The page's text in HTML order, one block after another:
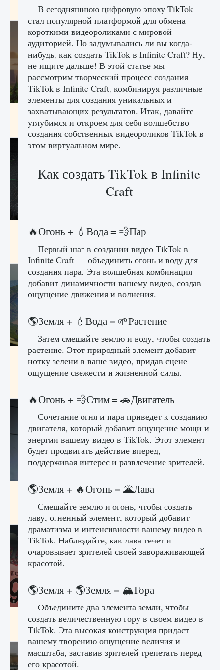
9 августа 2024 2 511 0 0
Как заработать медали лиги Clash of Clans
9 августа 2024 2 599 0 1
лицензии, лиги, команды и стадионы в EA
FC 25
9 августа 2024 2 395 0 2
Как исправить ошибку Palworld EPalworld
«Идет сохранение мира — Невозможно
начать сохранение данных мира»
Все новые функции в режиме карьеры EA
Входят ли «Милан» и «Интер» в EA FC 25
9 августа 2024 2 064 0 1
В сегодняшнюю цифровую эпоху TikTok
стал популярной платформой для обмена
короткими видеороликами с мировой
аудиторией. Но задумывались ли вы когда-
нибудь, как создать TikTok в Infinite Craft? Ну,
не ищите дальше! В этой статье мы
рассмотрим творческий процесс создания
TikTok в Infinite Craft, комбинируя различные
элементы для создания уникальных и
захватывающих результатов. Итак, давайте
углубимся и откроем для себя волшебство
создания собственных видеороликов TikTok в
этом виртуальном мире.
Как создать TikTok в Infinite
Craft
🔥Огонь + 💧Вода = 💨Пар
Первый шаг в создании видео TikTok в
Infinite Craft — объединить огонь и воду для
создания пара. Эта волшебная комбинация
добавит динамичности вашему видео, создав
ощущение движения и волнения.
🌎Земля + 💧Вода = 🌱Растение
Затем смешайте землю и воду, чтобы создать
растение. Этот природный элемент добавит
нотку зелени в ваше видео, придав сцене
ощущение свежести и жизненной силы.
🔥Огонь + 💨Стим = 🚗Двигатель
Сочетание огня и пара приведет к созданию
двигателя, который добавит ощущение мощи и
энергии вашему видео в TikTok. Этот элемент
будет продвигать действие вперед,
поддерживая интерес и развлечение зрителей.
🌎Земля + 🔥Огонь = 🌋Лава
Смешайте землю и огонь, чтобы создать
лаву, огненный элемент, который добавит
драматизма и интенсивности вашему видео в
TikTok. Наблюдайте, как лава течет и
очаровывает зрителей своей завораживающей
красотой.
🌎Земля + 🌎Земля = 🏔️Гора
Объедините два элемента земли, чтобы
создать величественную гору в своем видео в
TikTok. Эта высокая конструкция придаст
вашему творению ощущение величия и
масштаба, заставив зрителей трепетать перед
его красотой.